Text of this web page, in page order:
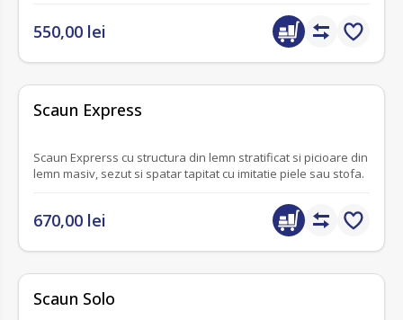
550,00 lei
Scaun Express
Scaun Exprerss cu structura din lemn stratificat si picioare din
lemn masiv, sezut si spatar tapitat cu imitatie piele sau stofa.
670,00 lei
Scaun Solo